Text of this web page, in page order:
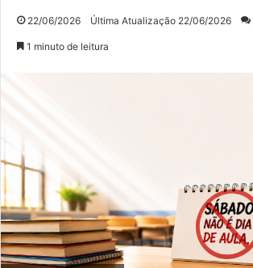
22/06/2026 Última Atualização 22/06/2026
1 minuto de leitura